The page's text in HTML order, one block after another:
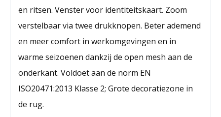
en ritsen. Venster voor identiteitskaart. Zoom
verstelbaar via twee drukknopen. Beter ademend
en meer comfort in werkomgevingen en in
warme seizoenen dankzij de open mesh aan de
onderkant. Voldoet aan de norm EN
ISO20471:2013 Klasse 2; Grote decoratiezone in
de rug.